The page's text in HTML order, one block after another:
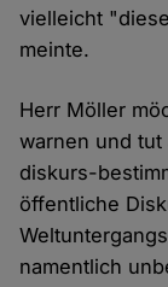
vielleicht
meinte.
Herr Möller
warnen und tut
diskurs-
öffentliche
namentlich